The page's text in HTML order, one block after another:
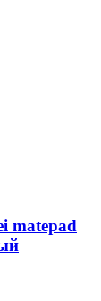
matepad